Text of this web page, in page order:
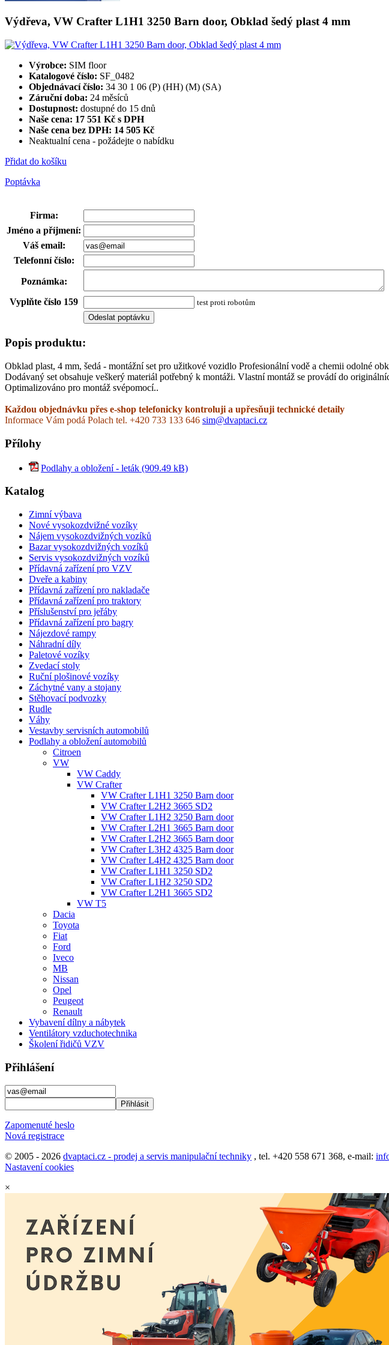
Výdřeva, VW Crafter L1H1 3250 Barn door, Obklad šedý plast 4 mm
Výrobce: SIM floor
Katalogové číslo: SF_0482
Objednávací číslo: 34 30 1 06 (P) (HH) (M) (SA)
Záruční doba: 24 měsíců
Dostupnost: dostupné do 15 dnů
Naše cena: 17 551 Kč s DPH
Naše cena bez DPH: 14 505 Kč
Neaktualní cena - požádejte o nabídku
Přidat do košíku
Poptávka
Firma:
Jméno a příjmení:
Váš email:
Telefonní číslo:
Poznámka:
Vyplňte číslo 159
test proti robotům
Popis produktu:
Obklad plast, 4 mm, šedá - montážní set pro užitkové vozidlo Profesionální vodě a chemii odolné
Dodávaný set obsahuje veškerý materiál potřebný k montáži. Vlastní montáž se provádí do
Optimalizováno pro montáž svépomocí..
Každou objednávku přes e-shop telefonicky kontroluji a upřesňuji technické detaily
Informace Vám podá Polach tel. +420 733 133 646 sim@dvaptaci.cz
Přílohy
Podlahy a obložení - leták (909.49 kB)
Katalog
Zimní výbava
Nové vysokozdvižné vozíky
Nájem vysokozdvižných vozíků
Bazar vysokozdvižných vozíků
Servis vysokozdvižných vozíků
Přídavná zařízení pro VZV
Dveře a kabiny
Přídavná zařízení pro nakladače
Přídavná zařízení pro traktory
Příslušenství pro jeřáby
Přídavná zařízení pro bagry
Nájezdové rampy
Náhradní díly
Paletové vozíky
Zvedací stoly
Ruční plošinové vozíky
Záchytné vany a stojany
Stěhovací podvozky
Rudle
Váhy
Vestavby servisních automobilů
Podlahy a obložení automobilů
Citroen
VW
VW Caddy
VW Crafter
VW Crafter L1H1 3250 Barn door
VW Crafter L2H2 3665 SD2
VW Crafter L1H2 3250 Barn door
VW Crafter L2H1 3665 Barn door
VW Crafter L2H2 3665 Barn door
VW Crafter L3H2 4325 Barn door
VW Crafter L4H2 4325 Barn door
VW Crafter L1H1 3250 SD2
VW Crafter L1H2 3250 SD2
VW Crafter L2H1 3665 SD2
VW T5
Dacia
Toyota
Fiat
Ford
Iveco
MB
Nissan
Opel
Peugeot
Renault
Vybavení dílny a nábytek
Ventilátory vzduchotechnika
Školení řidičů VZV
Přihlášení
Zapomenuté heslo
Nová registrace
© 2005 - 2026 dvaptaci.cz - prodej a servis manipulační techniky , tel. +420 558 671 368, e-mail:
Nastavení cookies
×